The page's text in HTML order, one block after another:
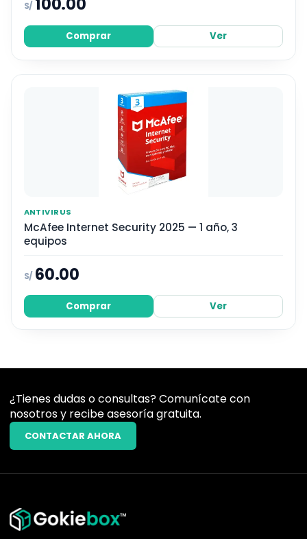
S/
Comprar Ver
ANTIVIRUS
McAfee Internet Security 2025 — 1 año, 3
equipos
S/ 60.00
Comprar Ver
¿Tienes dudas o consultas? Comunícate con
nosotros y recibe asesoría gratuita.
CONTACTAR AHORA